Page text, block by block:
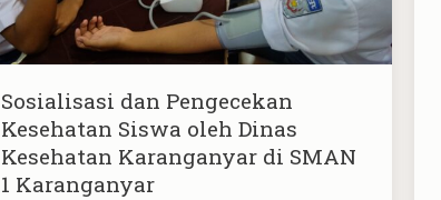
Sosialisasi dan Pengecekan
Kesehatan Siswa oleh Dinas
Kesehatan Karanganyar di SMAN
1 Karanganyar